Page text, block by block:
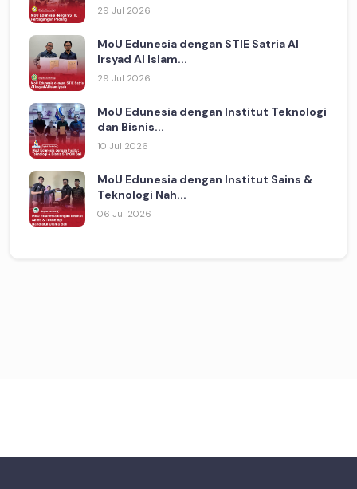
29 Jul 2026
MoU Edunesia dengan STIE Satria Al
Irsyad Al Islam...
29 Jul 2026
MoU Edunesia dengan Institut Teknologi
dan Bisnis...
10 Jul 2026
MoU Edunesia dengan Institut Sains &
Teknologi Nah...
06 Jul 2026